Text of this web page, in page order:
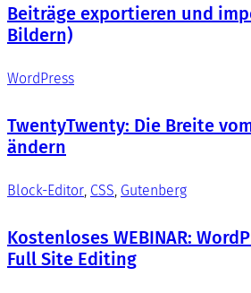
Beiträge exportieren und
Bildern)
WordPress
TwentyTwenty: Die Breite
ändern
Block-Editor CSS Gutenberg
Kostenloses WEBINAR:
Full Site Editing